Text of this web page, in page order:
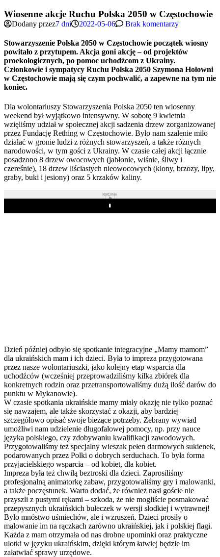
Wiosenne akcje Ruchu Polska 2050 w Częstochowie
Dodany przez7 dni 2022-05-06 Brak komentarzy
Stowarzyszenie Polska 2050 w Częstochowie początek wiosny
powitało z przytupem. Akcja goni akcję – od projektów
proekologicznych, po pomoc uchodźcom z Ukrainy.
Członkowie i sympatycy Ruchu Polska 2050 Szymona Hołowni
w Częstochowie mają się czym pochwalić, a zapewne na tym nie
koniec.
Dla wolontariuszy Stowarzyszenia Polska 2050 ten wiosenny
weekend był wyjątkowo intensywny. W sobotę 9 kwietnia
wzięliśmy udział w społecznej akcji sadzenia drzew zorganizowanej
przez Fundację Rething w Częstochowie. Było nam szalenie miło
działać w gronie ludzi z różnych stowarzyszeń, a także różnych
narodowości, w tym gości z Ukrainy. W czasie całej akcji łącznie
posadzono 8 drzew owocowych (jabłonie, wiśnie, śliwy i
czereśnie), 18 drzew liściastych nieowocowych (klony, brzozy, lipy,
graby, buki i jesiony) oraz 5 krzaków kaliny.
REKLAMA
Play
Dzień później odbyło się spotkanie integracyjne „Mamy mamom”
dla ukraińskich mam i ich dzieci. Była to impreza przygotowana
przez nasze wolontariuszki, jako kolejny etap wsparcia dla
uchodźców (wcześniej przeprowadziliśmy kilka zbiórek dla
konkretnych rodzin oraz przetransportowaliśmy dużą ilość darów do
punktu w Mykanowie).
W czasie spotkania ukraińskie mamy miały okazję nie tylko poznać
się nawzajem, ale także skorzystać z okazji, aby bardziej
szczegółowo opisać swoje bieżące potrzeby. Zebrany wywiad
umożliwi nam udzielenie długofalowej pomocy, np. przy nauce
języka polskiego, czy zdobywaniu kwalifikacji zawodowych.
Przygotowaliśmy też specjalny wieszak pełen darmowych sukienek,
podarowanych przez Polki o dobrych serduchach. To była forma
przyjacielskiego wsparcia – od kobiet, dla kobiet.
Impreza była też chwilą beztroski dla dzieci. Zaprosiliśmy
profesjonalną animatorkę zabaw, przygotowaliśmy gry i malowanki,
a także poczęstunek. Warto dodać, że również nasi goście nie
przyszli z pustymi rękami – szkoda, że nie mogliście posmakować
przepysznych ukraińskich bułeczek w wersji słodkiej i wytrawnej!
Było mnóstwo uśmiechów, ale i wzruszeń. Dzieci prosiły o
malowanie im na rączkach zarówno ukraińskiej, jak i polskiej flagi.
Każda z mam otrzymała od nas drobne upominki oraz praktyczne
ulotki w języku ukraińskim, dzięki którym łatwiej będzie im
załatwiać sprawy urzędowe.